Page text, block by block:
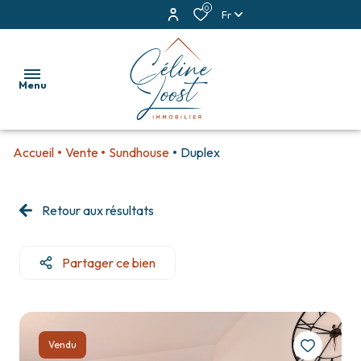
0 Fr
Menu
estimation
mail
Accueil Vente Sundhouse Duplex
Retour aux résultats
Partager ce bien
Vendu